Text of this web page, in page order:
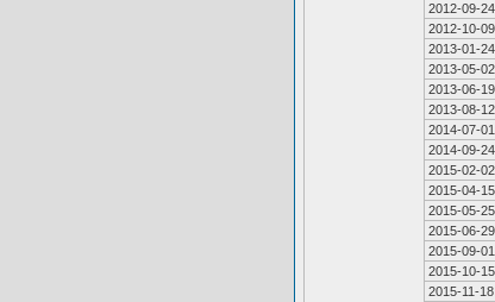
2012-09-24
2012-10-09
2013-01-24
2013-05-02
2013-06-19
2013-08-12
2014-07-01
2014-09-24
2015-02-02
2015-04-15
2015-05-25
2015-06-29
2015-09-01
2015-10-15
2015-11-18